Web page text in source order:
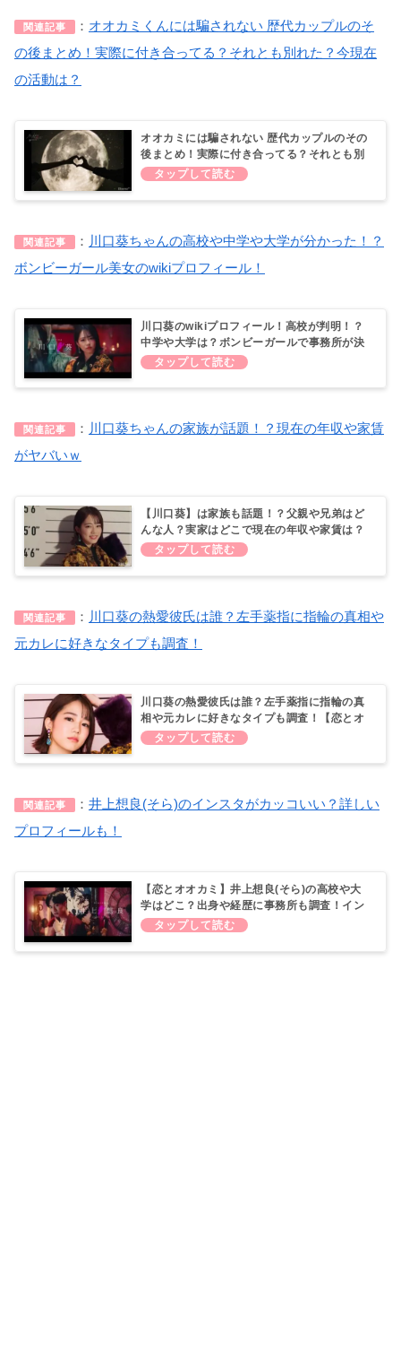
関連記事 ： オオカミくんには騙されない 歴代カップルのそ
の後まとめ！実際に付き合ってる？それとも別れた？今現在
の活動は？
オオカミには騙されない 歴代カップルのその
後まとめ！実際に付き合ってる？それとも別
れた？今現在の活動は？
関連記事 ： 川口葵ちゃんの高校や中学や大学が分かった！？
ボンビーガール美女のwikiプロフィール！
川口葵のwikiプロフィール！高校が判明！？
中学や大学は？ボンビーガールで事務所が決
定！？ドラマやCMにも出演？【恋とオオカ
関連記事 ： 川口葵ちゃんの家族が話題！？現在の年収や家賃
がヤバいｗ
【川口葵】は家族も話題！？父親や兄弟はど
んな人？実家はどこで現在の年収や家賃は？
生い立ちも紹介！（恋とオオカミ）
関連記事 ： 川口葵の熱愛彼氏は誰？左手薬指に指輪の真相や
元カレに好きなタイプも調査！
川口葵の熱愛彼氏は誰？左手薬指に指輪の真
相や元カレに好きなタイプも調査！【恋とオ
オカミ】
関連記事 ： 井上想良(そら)のインスタがカッコいい？詳しい
プロフィールも！
【恋とオオカミ】井上想良(そら)の高校や大
学はどこ？出身や経歴に事務所も調査！イン
スタがカッコいい？